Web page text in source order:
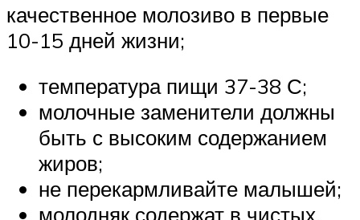
качественное молозиво в первые
10-15 дней жизни;
температура пищи 37-38 С;
молочные заменители должны
быть с высоким содержанием
жиров;
не перекармливайте малышей;
молодняк содержат в чистых,